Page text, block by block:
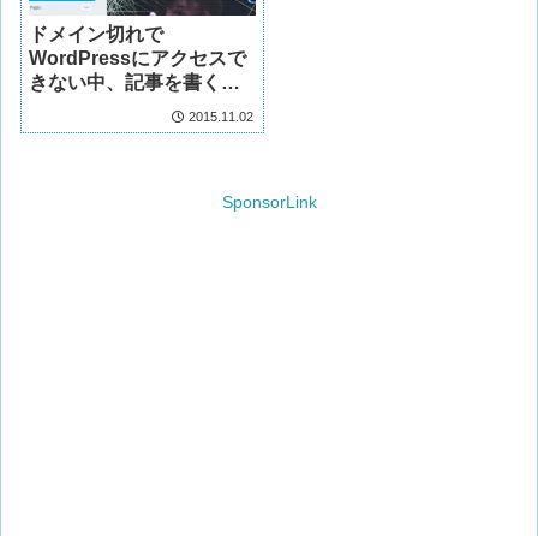
ドメイン切れで
WordPressにアクセスで
きない中、記事を書く方
2015.11.02
SponsorLink